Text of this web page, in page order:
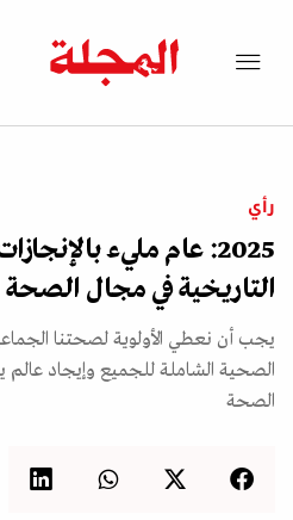
رأي
2025: عام مليء
التاريخية في مجال الصحة
يجب أن نعطي الأولوية لصحتنا
الصحية الشاملة للجميع وإيجاد
الصحة